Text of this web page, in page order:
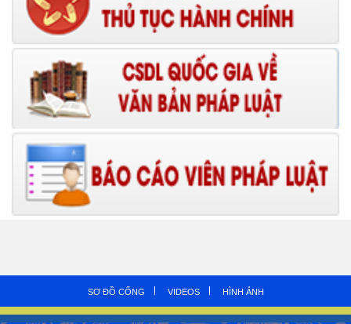
SƠ ĐỒ CỔNG VIDEOS HÌNH ẢNH